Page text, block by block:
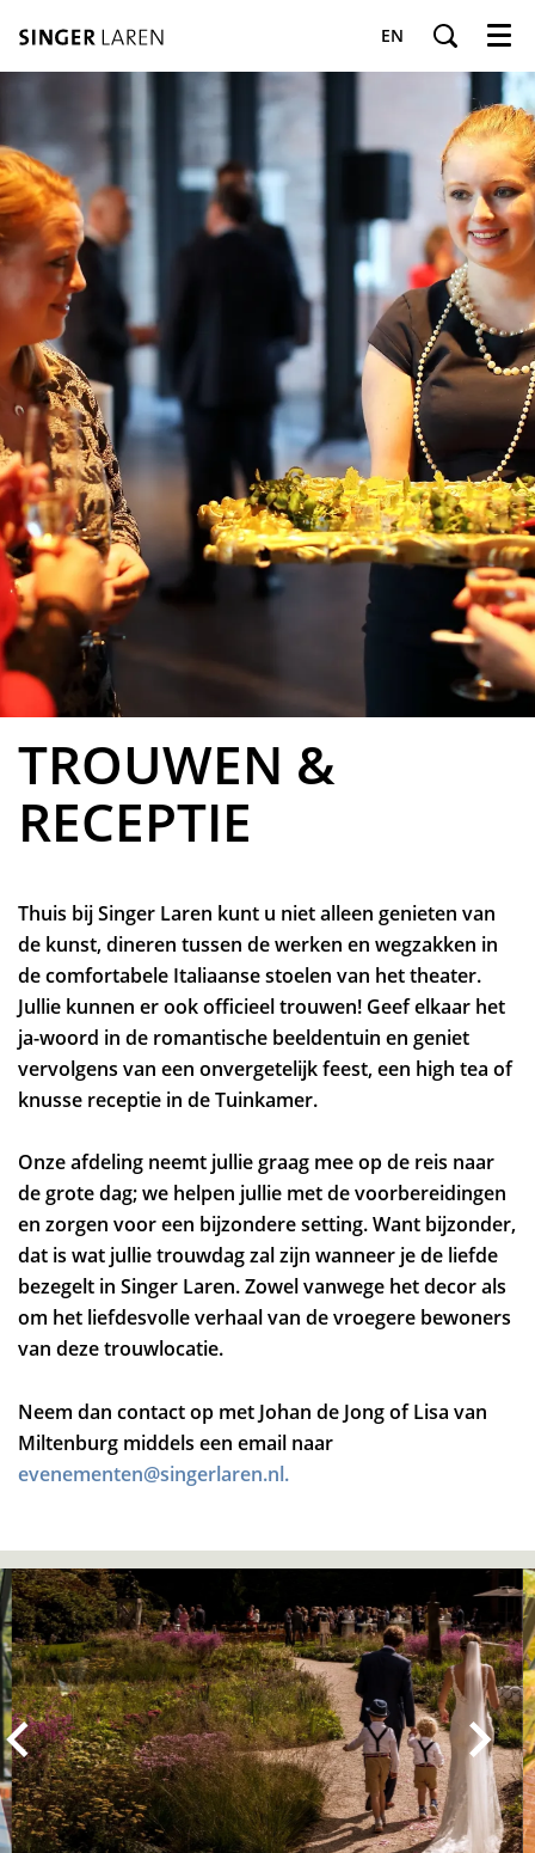
EN Menu
TROUWEN &
RECEPTIE
Thuis bij Singer Laren kunt u niet alleen genieten van
de kunst, dineren tussen de werken en wegzakken in
de comfortabele Italiaanse stoelen van het theater.
Jullie kunnen er ook officieel trouwen! Geef elkaar het
ja-woord in de romantische beeldentuin en geniet
vervolgens van een onvergetelijk feest, een high tea of
knusse receptie in de Tuinkamer.
Onze afdeling neemt jullie graag mee op de reis naar
de grote dag; we helpen jullie met de voorbereidingen
en zorgen voor een bijzondere setting. Want bijzonder,
dat is wat jullie trouwdag zal zijn wanneer je de liefde
bezegelt in Singer Laren. Zowel vanwege het decor als
om het liefdesvolle verhaal van de vroegere bewoners
van deze trouwlocatie.
Neem dan contact op met Johan de Jong of Lisa van
Miltenburg middels een email naar
evenementen@singerlaren.nl.
Overslaan
Inzoomen